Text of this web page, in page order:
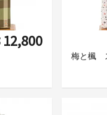
12,800
梅と楓